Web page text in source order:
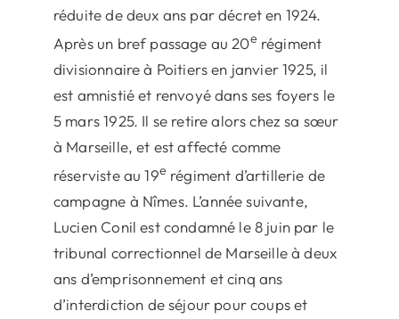
réduite de deux ans par décret en 1924.
Après un bref passage au 20e régiment
divisionnaire à Poitiers en janvier 1925, il
est amnistié et renvoyé dans ses foyers le
5 mars 1925. Il se retire alors chez sa sœur
à Marseille, et est affecté comme
réserviste au 19e régiment d’artillerie de
campagne à Nîmes. L’année suivante,
Lucien Conil est condamné le 8 juin par le
tribunal correctionnel de Marseille à deux
ans d’emprisonnement et cinq ans
d’interdiction de séjour pour coups et